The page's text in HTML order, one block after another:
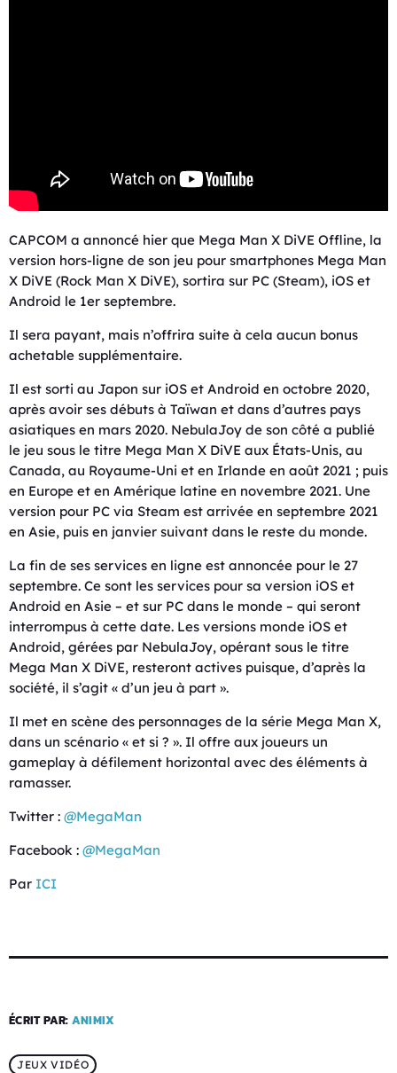
CAPCOM a annoncé hier que Mega Man X DiVE Offline, la
version hors-ligne de son jeu pour smartphones Mega Man
X DiVE (Rock Man X DiVE), sortira sur PC (Steam), iOS et
Android le 1er septembre.
Il sera payant, mais n’offrira suite à cela aucun bonus
achetable supplémentaire.
Il est sorti au Japon sur iOS et Android en octobre 2020,
après avoir ses débuts à Taïwan et dans d’autres pays
asiatiques en mars 2020. NebulaJoy de son côté a publié
le jeu sous le titre Mega Man X DiVE aux États-Unis, au
Canada, au Royaume-Uni et en Irlande en août 2021 ; puis
en Europe et en Amérique latine en novembre 2021. Une
version pour PC via Steam est arrivée en septembre 2021
en Asie, puis en janvier suivant dans le reste du monde.
La fin de ses services en ligne est annoncée pour le 27
septembre. Ce sont les services pour sa version iOS et
Android en Asie – et sur PC dans le monde – qui seront
interrompus à cette date. Les versions monde iOS et
Android, gérées par NebulaJoy, opérant sous le titre
Mega Man X DiVE, resteront actives puisque, d’après la
société, il s’agit « d’un jeu à part ».
Il met en scène des personnages de la série Mega Man X,
dans un scénario « et si ? ». Il offre aux joueurs un
gameplay à défilement horizontal avec des éléments à
ramasser.
Twitter : @MegaMan
Facebook : @MegaMan
Par ICI
ÉCRIT PAR: ANIMIX
JEUX VIDÉO